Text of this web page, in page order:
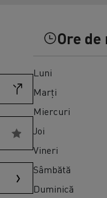
Ore
Luni
Marți
Miercuri
Joi
Vineri
Sâmbătă
Duminică